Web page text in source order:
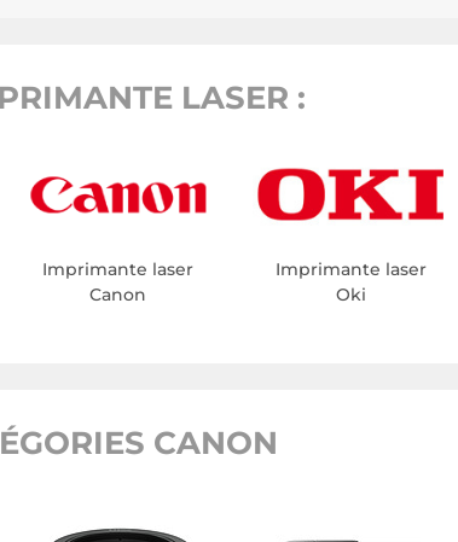
LASER :
Imprimante laser
Canon
Imprimante laser
Oki
CANON